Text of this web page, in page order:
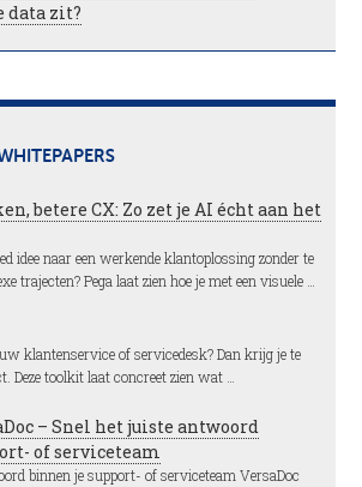
data zit?
betere CX: Zo zet je AI écht aan het
idee naar een werkende klantoplossing zonder te
trajecten? Pega laat zien hoe je met een visuele …
klantenservice of servicedesk? Dan krijg je te
Deze toolkit laat concreet zien wat …
– Snel het juiste antwoord
of serviceteam
binnen je support- of serviceteam VersaDoc